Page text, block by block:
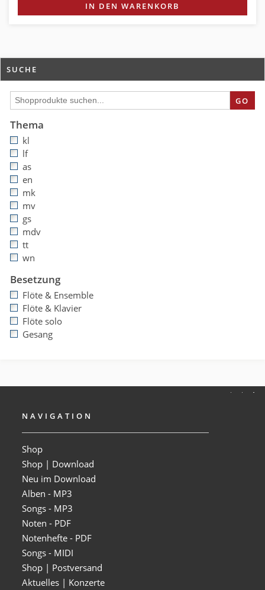
IN DEN WARENKORB
SUCHE
GO
Thema
kl
lf
as
en
mk
mv
gs
mdv
tt
wn
Besetzung
Flöte & Ensemble
Flöte & Klavier
Flöte solo
Gesang
NAVIGATION
Shop
Shop | Download
Neu im Download
Alben - MP3
Songs - MP3
Noten - PDF
Notenhefte - PDF
Songs - MIDI
Shop | Postversand
Aktuelles | Konzerte